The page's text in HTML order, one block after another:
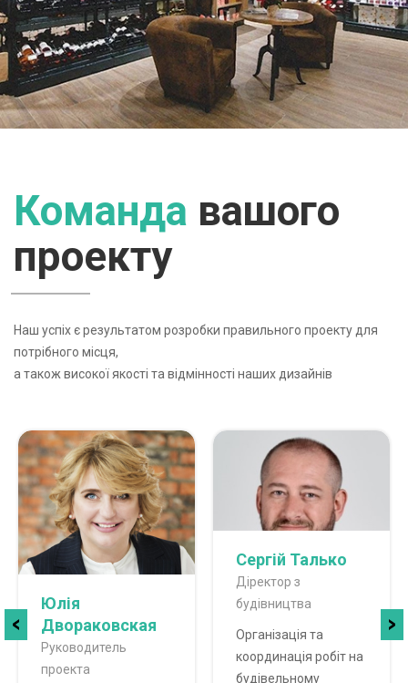
ЧИТАТИ ДАЛІ
Команда вашого
проекту
Наш успіх є результатом розробки правильного проекту для
потрібного місця,
а також високої якості та відмінності наших дизайнів
Юлія
Двораковская
Руководитель
проекта
Сергій Талько
Діректор з
будівництва
Організація та
координація робіт на
будівельному